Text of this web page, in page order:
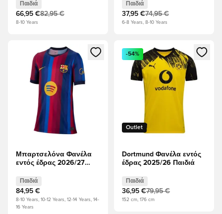
Παιδιά
66,95 €82,95 €
8-10 Years
Παιδιά
37,95 €74,95 €
6-8 Years, 8-10 Years
Ανοίγει ένα Modal για να συνδεθείτε ή να εγγραφείτε ως
Μπαρτσελόνα Φανέλα
εντός έδρας 2026/27
Παιδιά
84,95 €
8-10 Years, 10-12 Years, 12-14 Years, 14-
16 Years
Ανοίγει ένα Modal για να
Outlet
-54%
Dortmund Φανέλα εντός
έδρας 2025/26 Παιδιά
Παιδιά
36,95 €79,95 €
152 cm, 176 cm